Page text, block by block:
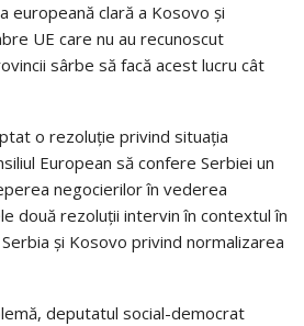
europeană clară a Kosovo şi
UE care nu au recunoscut
sârbe să facă acest lucru cât
o rezoluţie privind situaţia
European să confere Serbiei un
negocierilor în vederea
două rezoluţii intervin în contextul în
şi Kosovo privind normalizarea
deputatul social-democrat